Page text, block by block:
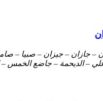
– جازان – جيزان – صبيا –
– الديحمة – جاضع الخمس